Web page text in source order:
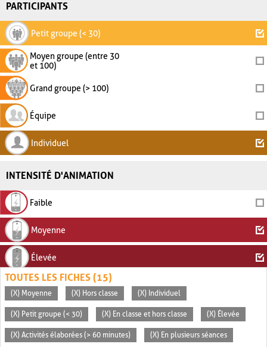
PARTICIPANTS
Petit groupe (< 30)
Moyen groupe (entre 30
et 100)
Grand groupe (> 100)
Équipe
Individuel
INTENSITÉ D'ANIMATION
Faible
Moyenne
Élevée
TOUTES LES FICHES (15)
(X) Moyenne (X) Hors classe (X) Individuel
(X) Petit groupe (< 30) (X) En classe et hors classe (X) Élevée
(X) Activités élaborées (> 60 minutes) (X) En plusieurs séances